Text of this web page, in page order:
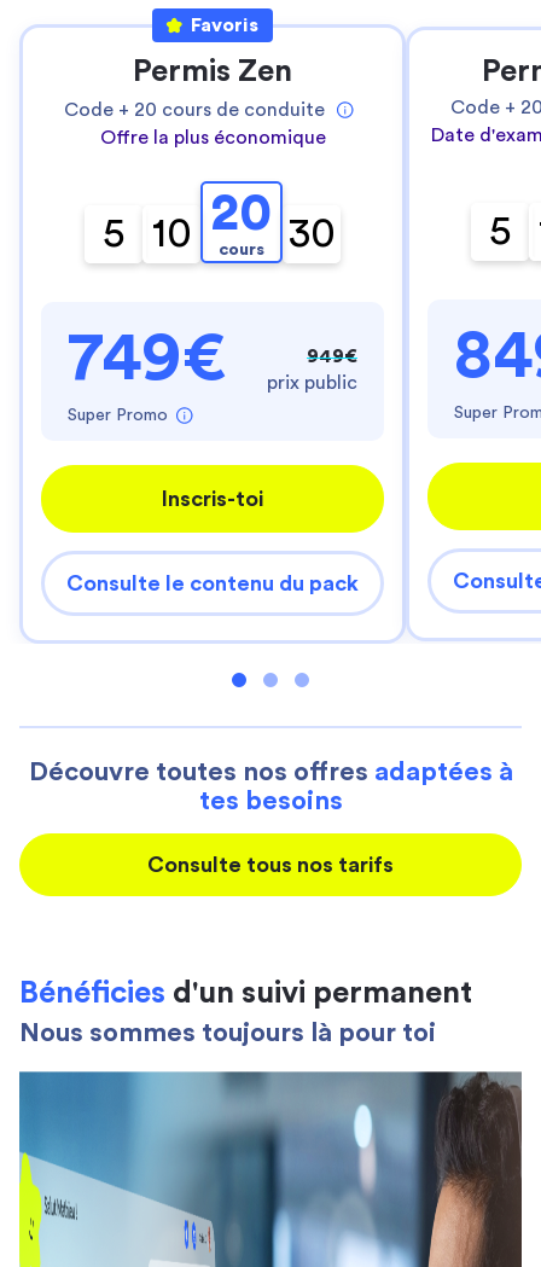
Favoris
Permis Zen
Code + 20 cours de conduite
Offre la plus économique
5 10 20
cours 30
749€
Super Promo
949€
prix public
Inscris-toi
Consulte le contenu du pack
Code +
Date
5
Super
Découvre toutes nos offres adaptées à
tes besoins
Consulte tous nos tarifs
Bénéficies d'un suivi permanent
Nous sommes toujours là pour toi